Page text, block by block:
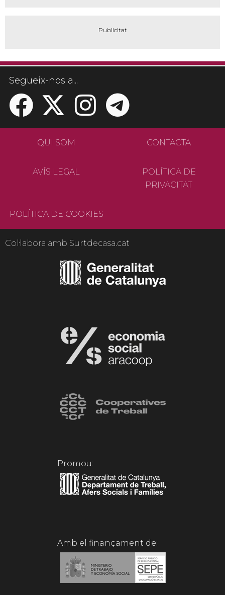
Segueix-nos a...
QUI SOM CONTACTA
AVÍS LEGAL
POLÍTICA DE
PRIVACITAT
POLÍTICA DE COOKIES
Col·labora amb Surtdecasa.cat
Promou:
Amb el finançament de: